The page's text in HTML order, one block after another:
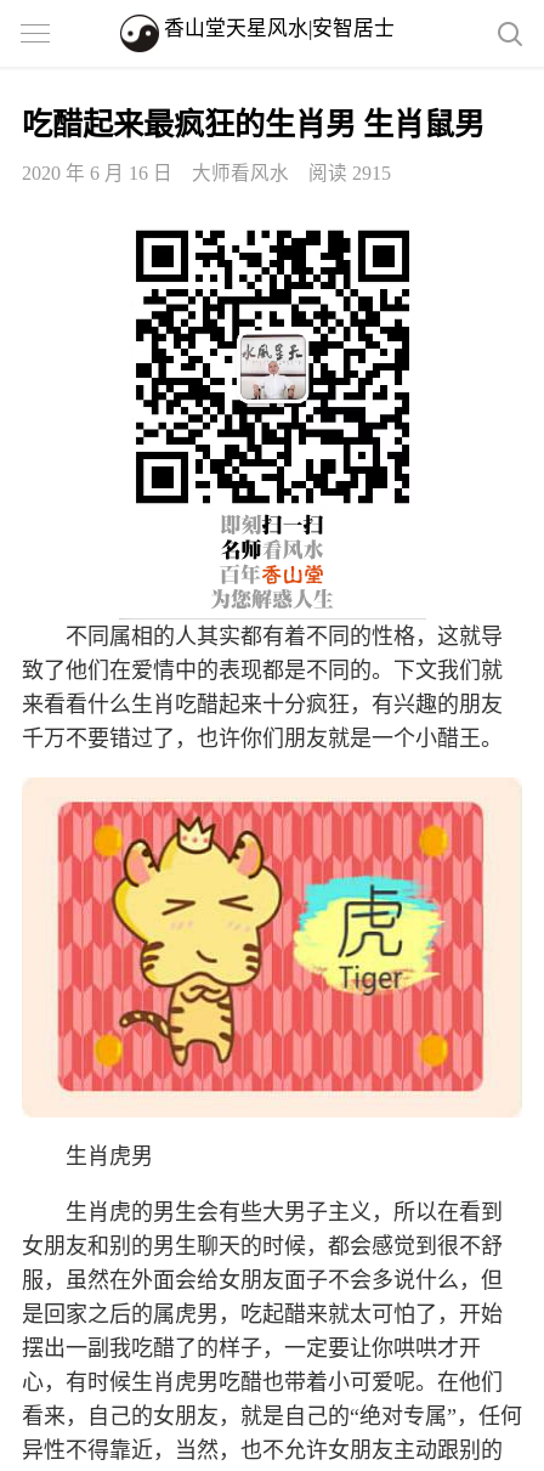
香山堂天星风水|安智居士
吃醋起来最疯狂的生肖男 生肖鼠男
2020 年 6 月 16 日 大师看风水 阅读 2915
不同属相的人其实都有着不同的性格，这就导
致了他们在爱情中的表现都是不同的。下文我们就
来看看什么生肖吃醋起来十分疯狂，有兴趣的朋友
千万不要错过了，也许你们朋友就是一个小醋王。
生肖虎男
生肖虎的男生会有些大男子主义，所以在看到
女朋友和别的男生聊天的时候，都会感觉到很不舒
服，虽然在外面会给女朋友面子不会多说什么，但
是回家之后的属虎男，吃起醋来就太可怕了，开始
摆出一副我吃醋了的样子，一定要让你哄哄才开
心，有时候生肖虎男吃醋也带着小可爱呢。在他们
看来，自己的女朋友，就是自己的“绝对专属”，任何
异性不得靠近，当然，也不允许女朋友主动跟别的